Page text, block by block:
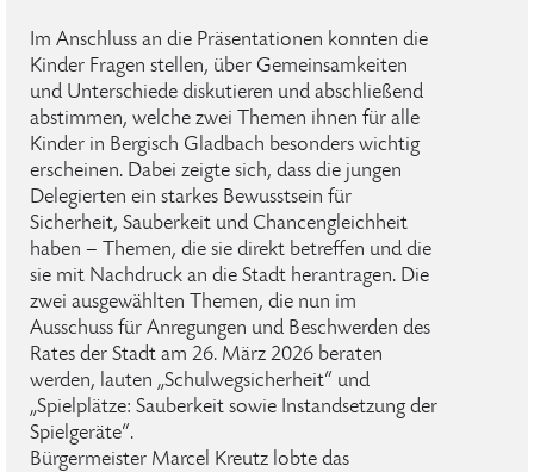
Im Anschluss an die Präsentationen konnten die
Kinder Fragen stellen, über Gemeinsamkeiten
und Unterschiede diskutieren und abschließend
abstimmen, welche zwei Themen ihnen für alle
Kinder in Bergisch Gladbach besonders wichtig
erscheinen. Dabei zeigte sich, dass die jungen
Delegierten ein starkes Bewusstsein für
Sicherheit, Sauberkeit und Chancengleichheit
haben – Themen, die sie direkt betreffen und die
sie mit Nachdruck an die Stadt herantragen. Die
zwei ausgewählten Themen, die nun im
Ausschuss für Anregungen und Beschwerden des
Rates der Stadt am 26. März 2026 beraten
werden, lauten „Schulwegsicherheit“ und
„Spielplätze: Sauberkeit sowie Instandsetzung der
Spielgeräte“.
Bürgermeister Marcel Kreutz lobte das